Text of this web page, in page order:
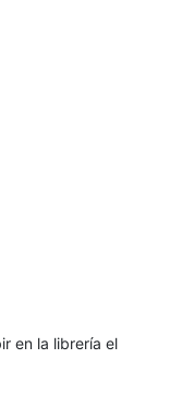
en la librería el